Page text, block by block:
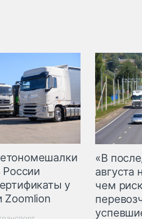
России
у
Zoomlion
«В
августа
чем